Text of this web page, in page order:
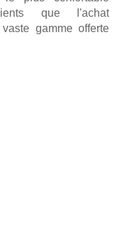
que l'achat
gamme offerte